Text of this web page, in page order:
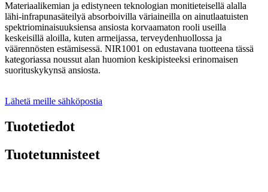
Materiaalikemian ja edistyneen teknologian monitieteisellä alalla
lähi-infrapunasäteilyä absorboivilla väriaineilla on ainutlaatuisten
spektriominaisuuksiensa ansiosta korvaamaton rooli useilla
keskeisillä aloilla, kuten armeijassa, terveydenhuollossa ja
väärennösten estämisessä. NIR1001 on edustavana tuotteena tässä
kategoriassa noussut alan huomion keskipisteeksi erinomaisen
suorituskykynsä ansiosta.
Lähetä meille sähköpostia
Tuotetiedot
Tuotetunnisteet